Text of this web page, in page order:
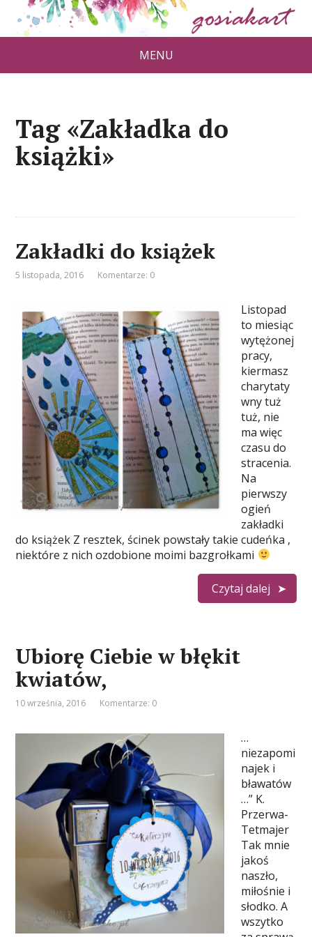
MENU
Tag «Zakładka do
książki»
Zakładki do książek
5 listopada, 2016 Komentarze: 0
Listopad
to miesiąc
wytężonej
pracy,
kiermasz
charytaty
wny tuż
tuż, nie
ma więc
czasu do
stracenia.
Na
pierwszy
ogień
zakładki
do książek Z resztek, ścinek powstały takie cudeńka ,
niektóre z nich ozdobione moimi bazgrołkami
Czytaj dalej
Ubiorę Ciebie w błękit
kwiatów,
10 września, 2016 Komentarze: 0
…
niezapomi
najek i
bławatów
…” K.
Przerwa-
Tetmajer
Tak mnie
jakoś
naszło,
miłośnie i
słodko. A
wszytko